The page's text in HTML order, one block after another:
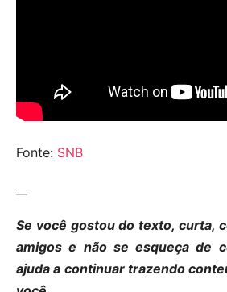
Fonte: SNB
Se você gostou do texto, curta,
amigos e não se esqueça de
ajuda a continuar trazendo